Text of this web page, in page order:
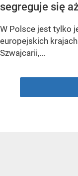
segreguje się
W Polsce jest tylko
europejskich
Szwajcarii,...